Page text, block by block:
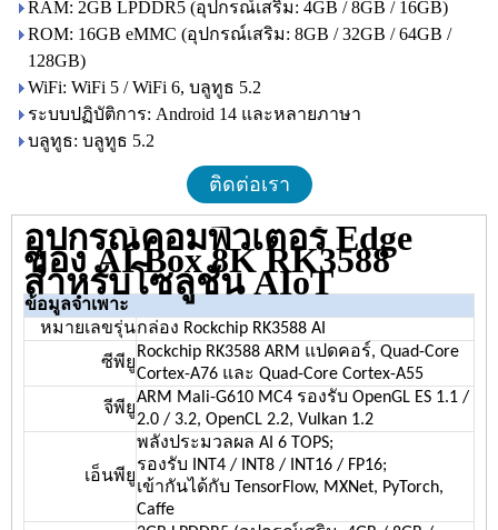
RAM: 2GB LPDDR5 (อุปกรณ์เสริม: 4GB / 8GB / 16GB)
ROM: 16GB eMMC (อุปกรณ์เสริม: 8GB / 32GB / 64GB /
128GB)
WiFi: WiFi 5 / WiFi 6, บลูทูธ 5.2
ระบบปฏิบัติการ: Android 14 และหลายภาษา
บลูทูธ: บลูทูธ 5.2
ติดต่อเรา
อุปกรณ์คอมพิวเตอร์ Edge
ของ AI Box 8K RK3588
สำหรับโซลูชัน AIoT
ข้อมูลจำเพาะ
หมายเลขรุ่นกล่อง Rockchip RK3588 AI
ซีพียู
Rockchip RK3588 ARM แปดคอร์, Quad-Core
Cortex-A76 และ Quad-Core Cortex-A55
จีพียู
ARM Mali-G610 MC4 รองรับ OpenGL ES 1.1 /
2.0 / 3.2, OpenCL 2.2, Vulkan 1.2
เอ็นพียู
พลังประมวลผล AI 6 TOPS;
รองรับ INT4 / INT8 / INT16 / FP16;
เข้ากันได้กับ TensorFlow, MXNet, PyTorch,
Caffe